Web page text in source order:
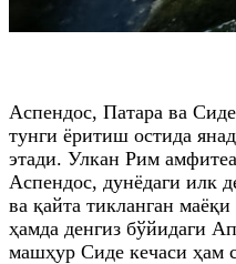
Аспендос, Патара ва
тунги ёритиш остида
этади. Улкан Рим
Аспендос, дунёдаги илк
ва қайта тикланган
ҳамда денгиз бўйидаги
машҳур Сиде кечаси ҳам